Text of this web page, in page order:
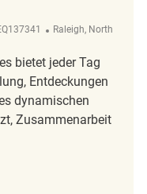
Ort
Raleigh, North
bietet jeder Tag
Entdeckungen
dynamischen
Zusammenarbeit
Part-Time Brier Creek